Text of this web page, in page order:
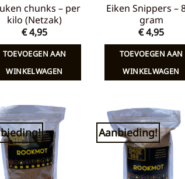
chunks – per
kilo (Netzak)
€4,95
TOEVOEGEN AAN
WINKELWAGEN
Eiken Snippers –
gram
€4,95
TOEVOEGEN AAN
WINKELWAGEN
Toevoegen
aan
verlanglijst
Aanbieding!
aan